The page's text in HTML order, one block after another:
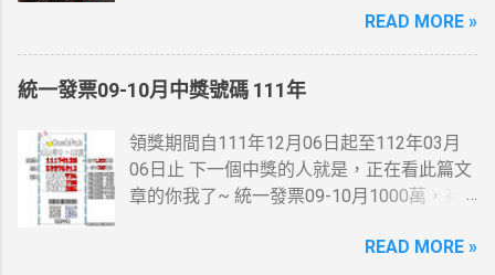
祥(柴九)領銜主演，監製李添勝。 此劇為
2009無綫節目巡禮劇集及2009無綫節目精選
第一季劇集之一。
READ MORE »
統一發票09-10月中獎號碼 111年
領獎期間自111年12月06日起至112年03月
06日止 下一個中獎的人就是，正在看此篇文
章的你我了~ 統一發票09-10月1000萬，有
運的人在7-11繳費收的手續費10元~READ MORE »